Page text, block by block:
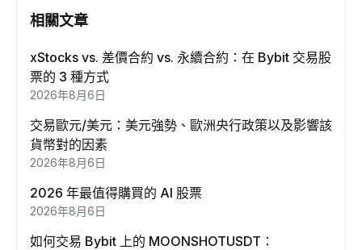
相關文章
xStocks vs. 差價合約 vs. 永續合約：在 Bybit 交易股
票的 3 種方式
2026年8月6日
交易歐元/美元：美元強勢、歐洲央行政策以及影響該
貨幣對的因素
2026年8月6日
2026 年最值得購買的 AI 股票
2026年8月6日
如何交易 Bybit 上的 MOONSHOTUSDT：